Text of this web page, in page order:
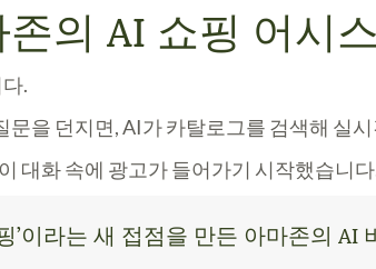
의 AI 쇼핑 어시
.
문을 던지면, AI가 카탈로그를 검색해 실
대화 속에 광고가 들어가기 시작했습니
’이라는 새 접점을 만든 아마존의 AI